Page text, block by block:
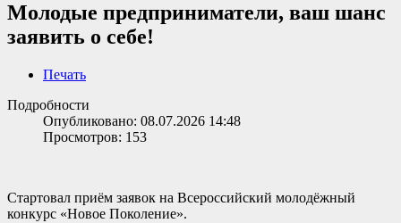
Молодые предприниматели, ваш шанс
заявить о себе!
Печать
Подробности
Опубликовано: 08.07.2026 14:48
Просмотров: 153
Стартовал приём заявок на Всероссийский молодёжный
конкурс «Новое Поколение».